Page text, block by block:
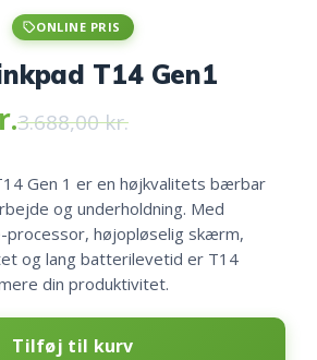
ONLINE PRIS
T14 Gen1
3.688,00kr.
Gen 1 er en højkvalitets bærbar
og underholdning. Med
processor, højopløselig skærm,
og lang batterilevetid er T14
din produktivitet.
Tilføj til kurv